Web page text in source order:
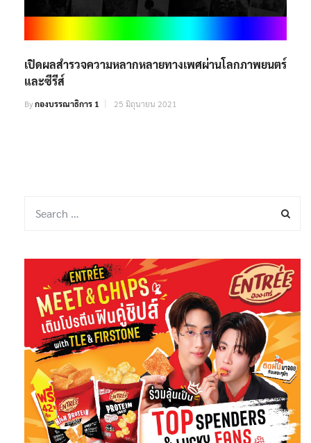
เปิดผลสำรวจความหลากหลายทางเพศผ่านโลกภาพยนตร์
และซีรีส์
Byกองบรรณาธิการ 1 25 มิถุนายน 2021